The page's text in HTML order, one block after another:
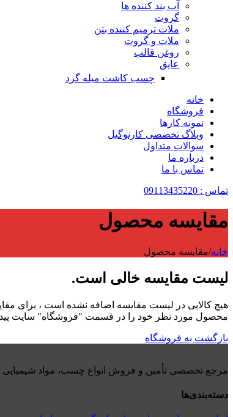
آب بند کننده ها
گروت
ملات ترمیم کننده بتن
ملات و گروت
روغن قالب
عایق
چسب کاشت میله گرد
خانه
فروشگاه
نمونه کارها
وبلاگ تخصصی کارنوگیل
سوالات متداول
درباره ما
تماس با ما
تماس : 09113435220
مقایسه محصول
خانه/مقایسه محصول
لیست مقایسه خالی است.
هیچ کالایی در لیست مقایسه اضافه نشده است ، برای
محصول مورد نظر خود را در قسمت "فروشگاه" سایت
بازگشت به فروشگاه
مرجع تخصصی تأمین و فروش انواع چسب، مواد شیمیایی
دسته‌بندی‌ها